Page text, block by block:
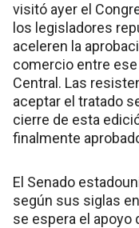
visitó ayer el
los legisladores
aceleren la
comercio entre
Central. Las
aceptar el tratado
cierre de esta
finalmente
El Senado
según sus siglas
se espera el apoyo